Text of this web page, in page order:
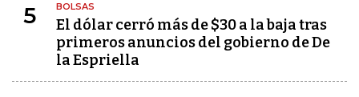
5 BOLSAS
El dólar cerró más de $30 a la baja tras
primeros anuncios del gobierno de De
la Espriella